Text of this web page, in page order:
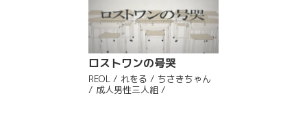
ロストワンの号哭
REOL / れをる / ちさきちゃん
/ 成人男性三人組 /